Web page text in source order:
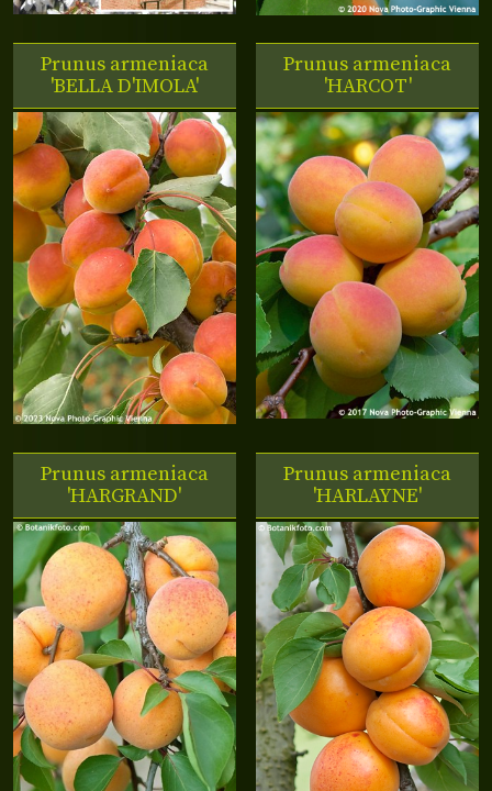
Prunus armeniaca
'BELLA D'IMOLA'
Prunus armeniaca
'HARCOT'
Prunus armeniaca
'HARGRAND'
Prunus armeniaca
'HARLAYNE'